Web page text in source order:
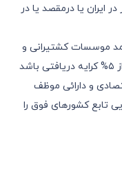
ایران یا درمقصد یا در
موسسات کشتیرانی و
هواپیمایی ایرانی در کشور های دیگر بیش از ٥% کرایه دریافتی باشد
و دارائی موظف
تابع کشورهای فوق را